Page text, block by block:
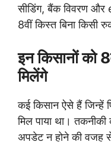
सीडिंग, बैंक विवरण और
8वीं किस्त बिना
इन किसानों को
मिलेंगे
कई किसान ऐसे हैं जिन्हें
मिल पाया था।
अपडेट न होने की वजह